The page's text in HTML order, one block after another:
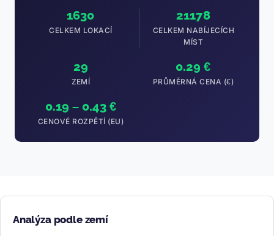
1630
CELKEM LOKACÍ
21178
CELKEM NABÍJECÍCH
MÍST
29
ZEMÍ
0.29 €
PRŮMĚRNÁ CENA (€)
0.19 – 0.43 €
CENOVÉ ROZPĚTÍ (EU)
Analýza podle zemí